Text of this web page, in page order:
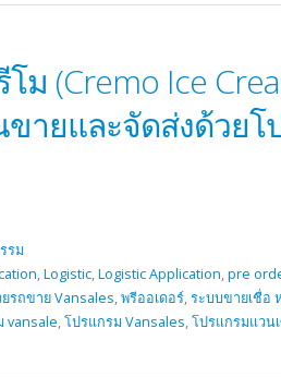
ม (Cremo Ice
ายและจัดส่งด้วยโ
รม
,Logistic,Logistic Application,pre
รถขาย Vansales,พรีออเดอร์,ระบบขายเชื่อ
vansale,โปรแกรม Vansales,โปรแกรมแวน